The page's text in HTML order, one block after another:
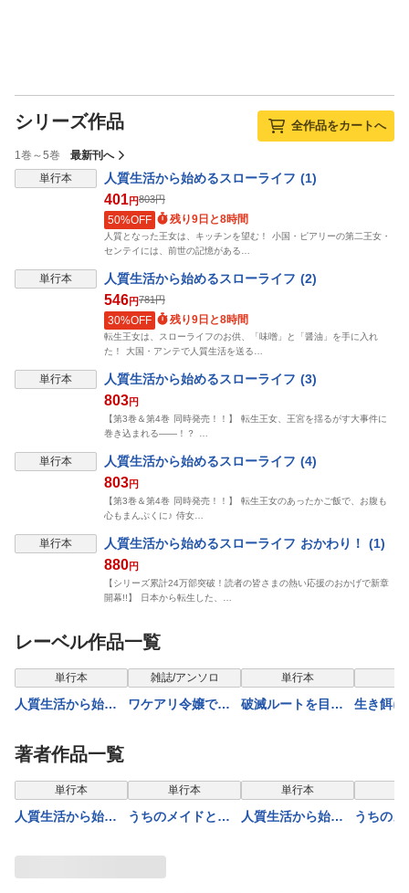
シリーズ作品 全作品をカートへ
1巻～5巻
最新刊へ
単行本
人質生活から始めるスローライフ (1)
401円803円
50%OFF 残り9日と8時間
人質となった王女は、キッチンを望む！ 小国・ピアリーの第二王女・
センテイには、前世の記憶がある…
単行本 人質生活から始めるスローライフ (2)
546円781円
30%OFF 残り9日と8時間
転生王女は、スローライフのお供、「味噌」と「醤油」を手に入れ
た！ 大国・アンテで人質生活を送る…
単行本 人質生活から始めるスローライフ (3)
803円
【第3巻＆第4巻 同時発売！！】 転生王女、王宮を揺るがす大事件に
巻き込まれる――！？ …
単行本 人質生活から始めるスローライフ (4)
803円
【第3巻＆第4巻 同時発売！！】 転生王女のあったかご飯で、お腹も
心もまんぷくに♪ 侍女…
単行本 人質生活から始めるスローライフ おかわり！ (1)
880円
【シリーズ累計24万部突破！読者の皆さまの熱い応援のおかげで新章
開幕!!】 日本から転生した、…
レーベル作品一覧
単行本
人質生活から始め
かわり！ (1)
雑誌/アンソロ
ワケアリ令嬢です
ーコミック
単行本
破滅ルートを目指
め当て馬をやり遂
げたいのに、無愛
想な護衛騎士様が
生き餌に
おまけ
著者作品一覧
単行本
人質生活から始め
かわり！ (1)
単行本
うちのメイドと結
はハーレムを作る
単行本
人質生活から始め
うちの